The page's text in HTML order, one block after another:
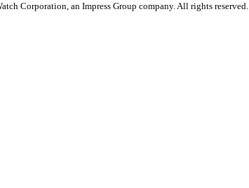
Corporation, an Impress Group company. All rights reserved.